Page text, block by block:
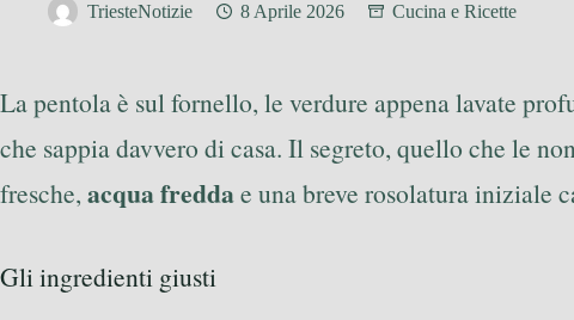
TriesteNotizie 8 Aprile 2026 Cucina e Ricette
La pentola è sul fornello, le verdure appena lavate
che sappia davvero di casa. Il segreto, quello che le
fresche, acqua freddae una breve rosolatura iniziale
Gli ingredienti giusti